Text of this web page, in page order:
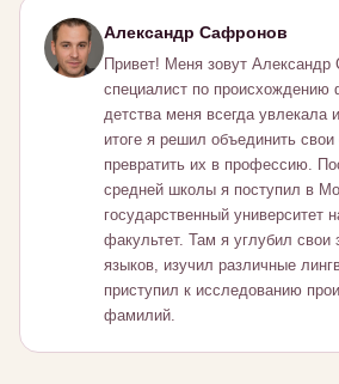
Александр Сафронов
Привет! Меня зовут
специалист по
детства меня всегда увлекала
итоге я решил объединить свои
превратить их в профессию.
средней школы я поступил в
государственный университет
факультет. Там я углубил свои
языков, изучил различные
приступил к исследованию
фамилий.